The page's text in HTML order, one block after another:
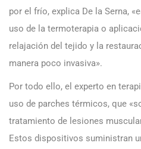
por el frío, explica De la Serna,
uso de la termoterapia o
relajación del tejido y la
manera poco invasiva».
Por todo ello, el experto en
uso de parches térmicos, que
tratamiento de lesiones
Estos dispositivos suministran